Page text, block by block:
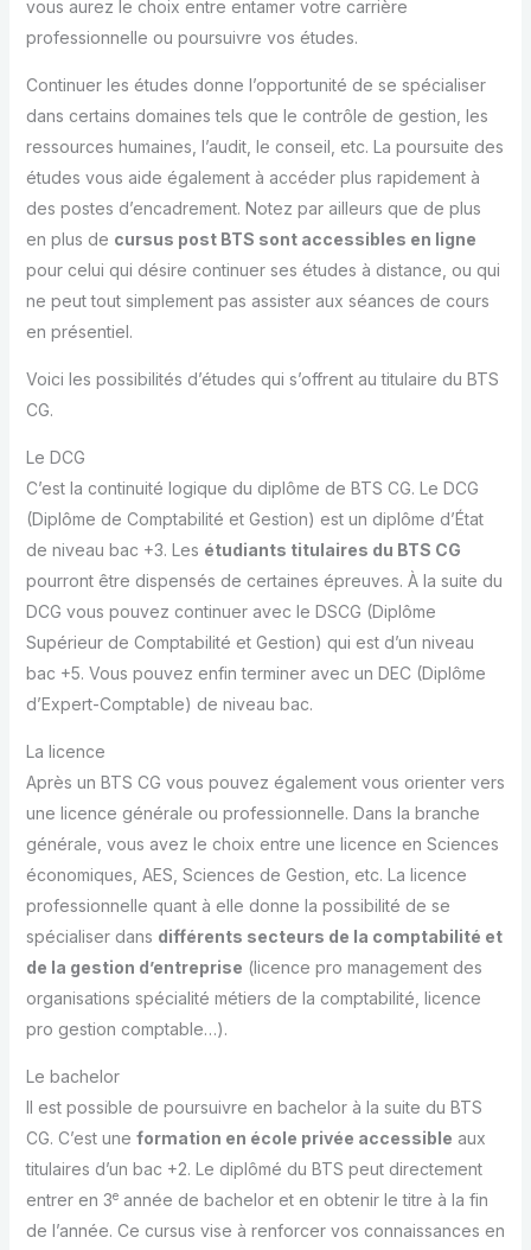
vous aurez le choix entre entamer votre carrière
professionnelle ou poursuivre vos études.
Continuer les études donne l’opportunité de se spécialiser
dans certains domaines tels que le contrôle de gestion, les
ressources humaines, l’audit, le conseil, etc. La poursuite des
études vous aide également à accéder plus rapidement à
des postes d’encadrement. Notez par ailleurs que de plus
en plus de cursus post BTS sont accessibles en ligne
pour celui qui désire continuer ses études à distance, ou qui
ne peut tout simplement pas assister aux séances de cours
en présentiel.
Voici les possibilités d’études qui s’offrent au titulaire du BTS
CG.
Le DCG
C’est la continuité logique du diplôme de BTS CG. Le DCG
(Diplôme de Comptabilité et Gestion) est un diplôme d’État
de niveau bac +3. Les étudiants titulaires du BTS CG
pourront être dispensés de certaines épreuves. À la suite du
DCG vous pouvez continuer avec le DSCG (Diplôme
Supérieur de Comptabilité et Gestion) qui est d’un niveau
bac +5. Vous pouvez enfin terminer avec un DEC (Diplôme
d’Expert-Comptable) de niveau bac.
La licence
Après un BTS CG vous pouvez également vous orienter vers
une licence générale ou professionnelle. Dans la branche
générale, vous avez le choix entre une licence en Sciences
économiques, AES, Sciences de Gestion, etc. La licence
professionnelle quant à elle donne la possibilité de se
spécialiser dans différents secteurs de la comptabilité et
de la gestion d’entreprise (licence pro management des
organisations spécialité métiers de la comptabilité, licence
pro gestion comptable…).
Le bachelor
Il est possible de poursuivre en bachelor à la suite du BTS
CG. C’est une formation en école privée accessible aux
titulaires d’un bac +2. Le diplômé du BTS peut directement
entrer en 3eannée de bachelor et en obtenir le titre à la fin
de l’année. Ce cursus vise à renforcer vos connaissances en